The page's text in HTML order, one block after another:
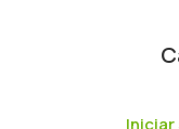
Iniciar